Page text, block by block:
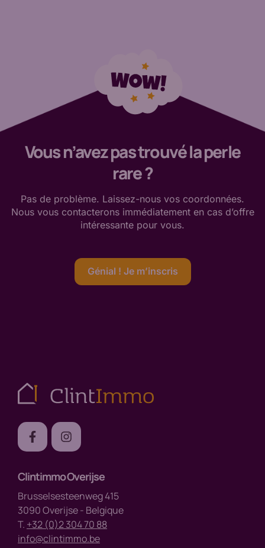
Vous n’avez pas trouvé la perle
rare ?
Pas de problème. Laissez-nous vos coordonnées.
Nous vous contacterons immédiatement en cas d’offre
intéressante pour vous.
Génial ! Je m’inscris
Clintimmo Overijse
Brusselsesteenweg 415
3090 Overijse - Belgique
T. +32 (0)2 304 70 88
info@clintimmo.be